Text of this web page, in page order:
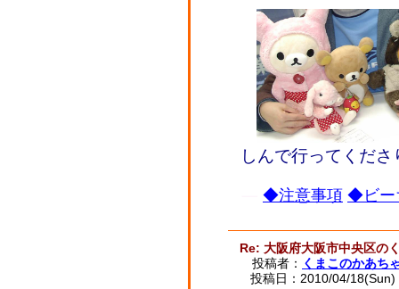
しんで行ってくださ
◆注意事項 ◆ビー
Re: 大阪府大阪市中央区の
投稿者： くまこのかあち
投稿日：2010/04/